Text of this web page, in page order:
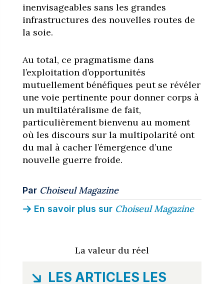
inenvisageables sans les grandes
infrastructures des nouvelles routes de
la soie.
Au total, ce pragmatisme dans
l’exploitation d’opportunités
mutuellement bénéfiques peut se révéler
une voie pertinente pour donner corps à
un multilatéralisme de fait,
particulièrement bienvenu au moment
où les discours sur la multipolarité ont
du mal à cacher l’émergence d’une
nouvelle guerre froide.
Par Choiseul Magazine
En savoir plus sur Choiseul Magazine
La valeur du réel
LES ARTICLES LES